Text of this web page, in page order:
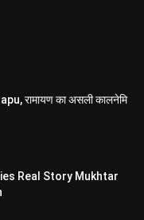
रामायण का असली कालनेमि
Real Story Mukhtar